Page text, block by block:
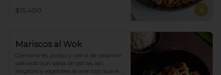
$15.400
Mariscos al Wok
Camarones, pulpo y vaina de calamar
salteado con salsa de ostras, ajó,
jengibre y vegetales al wok con suave